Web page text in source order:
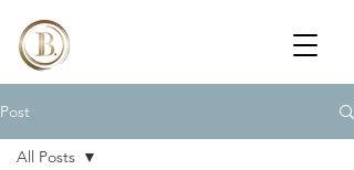
Post
All Posts